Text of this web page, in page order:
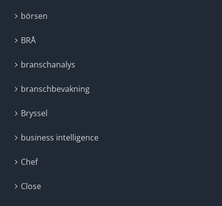
börsen
BRÅ
branschanalys
branschbevakning
Bryssel
business intelligence
Chef
Close